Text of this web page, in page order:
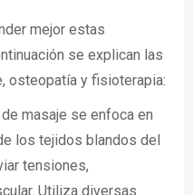
mejor estas
se explican las
osteopatía y fisioterapia:
masaje se enfoca en
los tejidos blandos del
tensiones,
Utiliza diversas